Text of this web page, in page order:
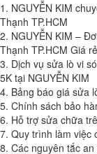
1. NGUYỄN KIM
Thạnh TP.HCM
2. NGUYỄN KIM –
Thạnh TP.HCM Giá
3. Dịch vụ sửa lò vi
5K tại NGUYỄN KIM
4. Bảng báo giá sửa
5. Chính sách bảo
6. Hỗ trợ sửa chữa
7. Quy trình làm việc
8. Các nguyên tắc